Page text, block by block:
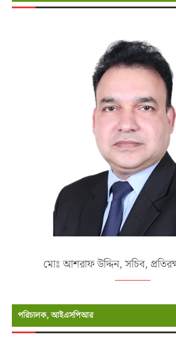
মোঃ আশরাফ উদ্দিন, সচিব,
পরিচালক, আইএসপিআর